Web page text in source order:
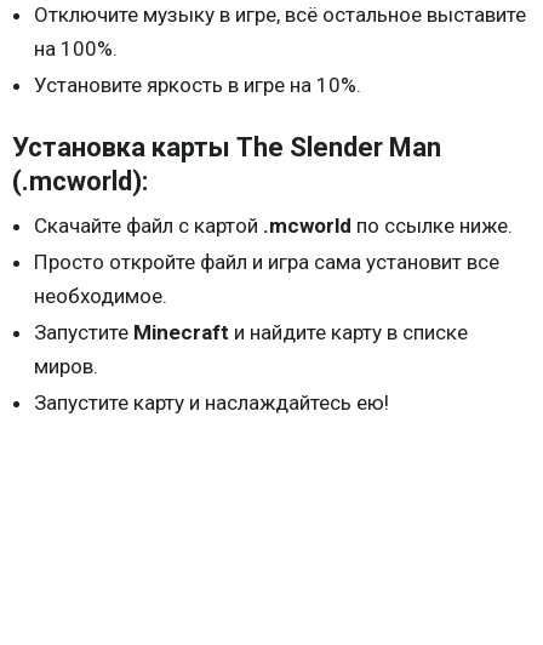
Отключите музыку в игре, всё остальное выставите
на 100%.
Установите яркость в игре на 10%.
Установка карты The Slender Man
(.mcworld):
Скачайте файл с картой .mcworld по ссылке ниже.
Просто откройте файл и игра сама установит все
необходимое.
Запустите Minecraft и найдите карту в списке
миров.
Запустите карту и наслаждайтесь ею!